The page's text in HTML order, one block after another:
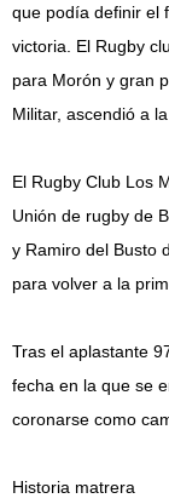
que podía definir el
victoria. El Rugby
para Morón y gran
Militar, ascendió a
El Rugby Club Los
Unión de rugby de
y Ramiro del Busto
para volver a la
Tras el aplastante
fecha en la que se
coronarse como
Historia matrera